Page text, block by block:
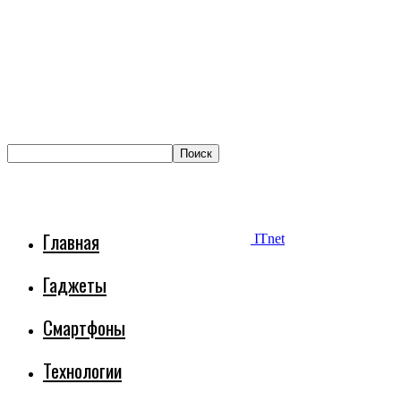
ITnet
Главная
Гаджеты
Смартфоны
Технологии